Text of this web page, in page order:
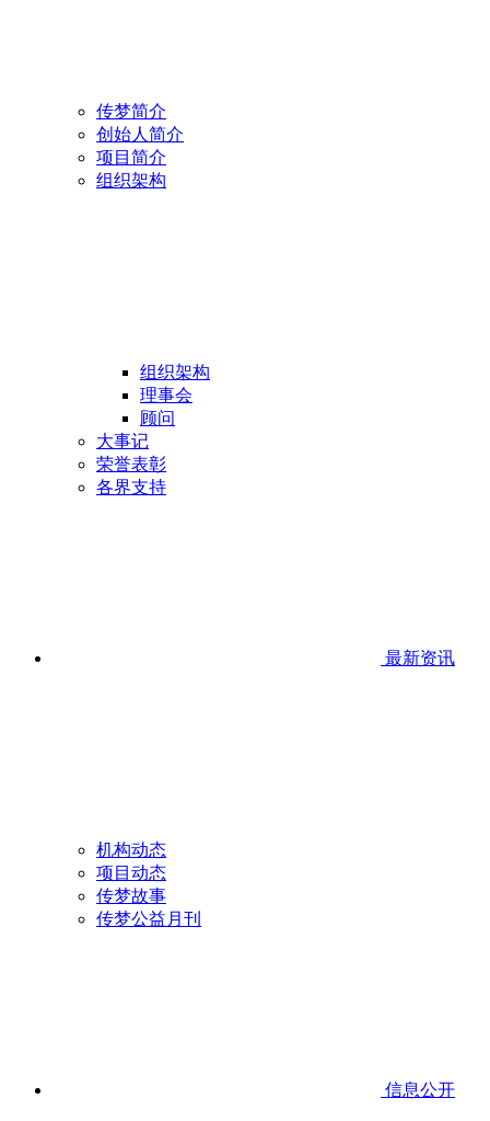
传梦简介
创始人简介
项目简介
组织架构
组织架构
理事会
顾问
大事记
荣誉表彰
各界支持
最新资讯
机构动态
项目动态
传梦故事
传梦公益月刊
信息公开